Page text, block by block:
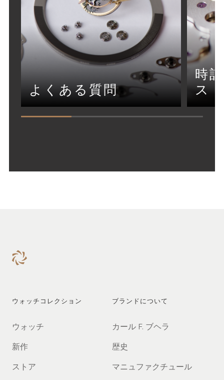
よくある質問
時
ス
ウォッチコレクション
ウォッチ
新作
ストア
ブランドについて
カール F. ブヘラ
歴史
マニュファクチュール